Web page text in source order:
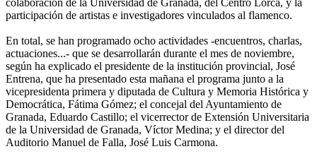
colaboración de la Universidad de Granada, del Centro Lorca, y la
participación de artistas e investigadores vinculados al flamenco.
En total, se han programado ocho actividades -encuentros, charlas,
actuaciones...- que se desarrollarán durante el mes de noviembre,
según ha explicado el presidente de la institución provincial, José
Entrena, que ha presentado esta mañana el programa junto a la
vicepresidenta primera y diputada de Cultura y Memoria Histórica y
Democrática, Fátima Gómez; el concejal del Ayuntamiento de
Granada, Eduardo Castillo; el vicerrector de Extensión Universitaria
de la Universidad de Granada, Víctor Medina; y el director del
Auditorio Manuel de Falla, José Luis Carmona.